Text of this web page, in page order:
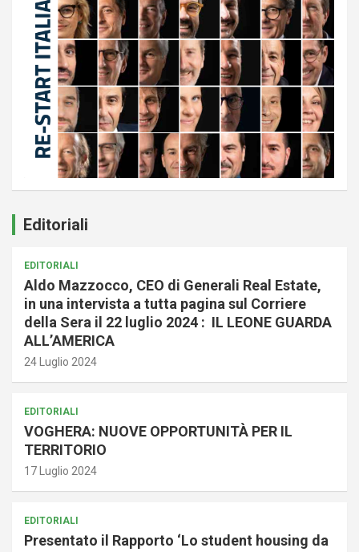
Editoriali
EDITORIALI
Aldo Mazzocco, CEO di Generali Real Estate,
in una intervista a tutta pagina sul Corriere
della Sera il 22 luglio 2024 : IL LEONE GUARDA
ALL’AMERICA
24 Luglio 2024
EDITORIALI
VOGHERA: NUOVE OPPORTUNITÀ PER IL
TERRITORIO
17 Luglio 2024
EDITORIALI
Presentato il Rapporto ‘Lo student housing da